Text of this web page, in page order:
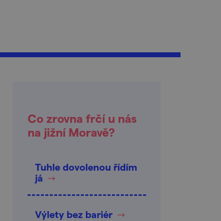
Co zrovna frčí u nás
na jižní Moravě?
Tuhle dovolenou řídím
já
Výlety bez bariér